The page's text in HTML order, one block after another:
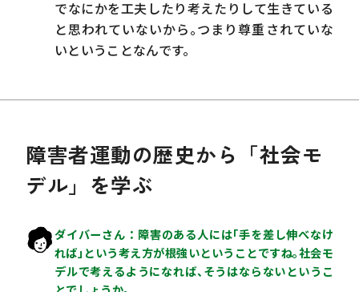
でなにかを工夫したり考えたりして生きている
と思われていないから。つまり尊重されていな
いということなんです。
障害者運動の歴史から「社会モ
デル」を学ぶ
ダイバーさん
障害のある人には「手を差し伸べなけ
れば」という考え方が根強いということですね。社会モ
デルで考えるようになれば、そうはならないというこ